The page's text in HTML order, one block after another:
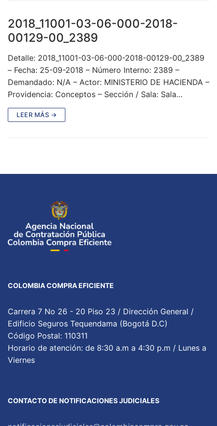
2018_11001-03-06-000-2018-
00129-00_2389
Detalle: 2018_11001-03-06-000-2018-00129-00_2389
– Fecha: 25-09-2018 – Número Interno: 2389 –
Demandado: N/A – Actor: MINISTERIO DE HACIENDA –
Providencia: Conceptos – Sección / Sala: Sala…
LEER MÁS →
COLOMBIA COMPRA EFICIENTE
Carrera 7 No 26 - 20 Piso 23 / Dirección General /
Edificio Seguros Tequendama (Bogotá D.C)
Código Postal: 110311
Horario de atención: de 8:30 a.m a 4:30 p.m / Lunes a
Viernes
CONTACTO DE NOTIFICACIONES JUDICIALES